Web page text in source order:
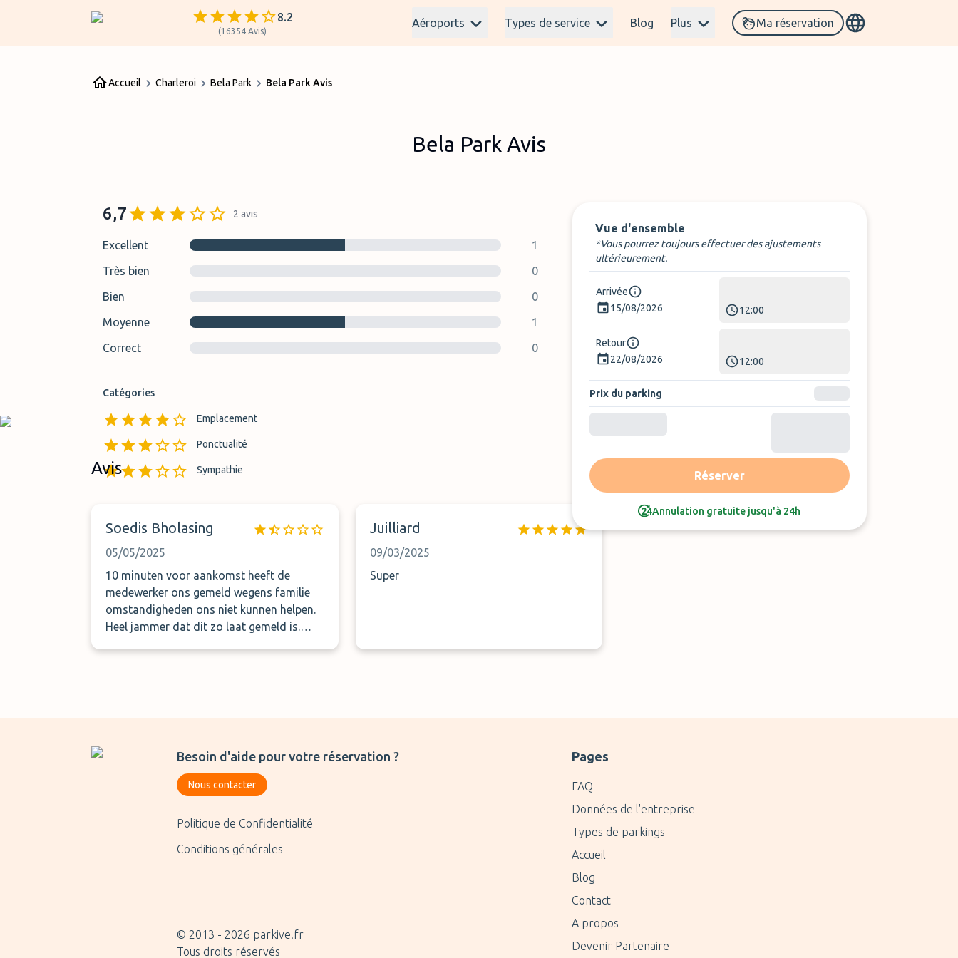
8.2
(16354 Avis)
Aéroports Types de service Blog Plus Ma réservation
Accueil Charleroi Bela Park Bela Park Avis
Bela Park Avis
6,7 2 avis
Excellent
1
Très bien
0
Bien
0
Moyenne
1
Correct
0
Catégories
Emplacement
Ponctualité
Sympathie
Vue d'ensemble
*Vous pourrez toujours effectuer des ajustements
ultérieurement.
Arrivée
15/08/2026
12:00
Retour
22/08/2026
12:00
Prix du parking
Réserver
Annulation gratuite jusqu'à 24h
Avis Avis le plus récent
Soedis Bholasing
05/05/2025
10 minuten voor aankomst heeft de
medewerker ons gemeld wegens familie
omstandigheden ons niet kunnen helpen.
Heel jammer dat dit zo laat gemeld is.
Juilliard
09/03/2025
Super
Besoin d'aide pour votre réservation ?
Nous contacter
Politique de Confidentialité
Conditions générales
© 2013 - 2026 parkive.fr
Tous droits réservés
Pages
FAQ
Données de l'entreprise
Types de parkings
Accueil
Blog
Contact
A propos
Devenir Partenaire